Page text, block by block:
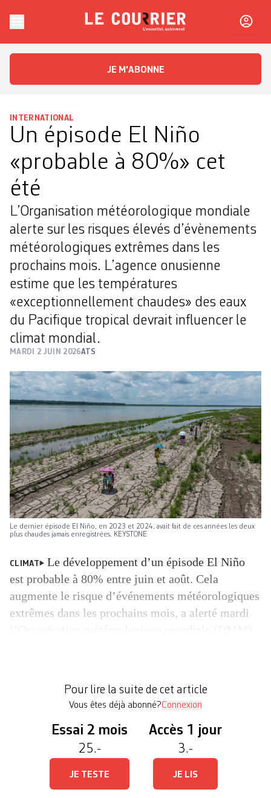
Le CourrierL'essentiel, autrement
JE M'ABONNE
INTERNATIONAL
Un épisode El Niño
«probable à 80%» cet
été
L’Organisation météorologique mondiale
alerte sur les risques élevés d’évènements
météorologiques extrêmes dans les
prochains mois. L’agence onusienne
estime que les températures
«exceptionnellement chaudes» des eaux
du Pacifique tropical devrait influencer le
climat mondial.
MARDI 2 JUIN 2026ATS
Le dernier épisode El Niño, en 2023 et 2024, avait fait de ces années les deux
plus chaudes jamais enregistrées. KEYSTONE
CLIMAT
Le développement d’un épisode El Niño
est probable à 80% entre juin et août. Cela
augmente le risque d’événements météorologiques
extrêmes dans les prochains mois, a alerté mardi
les conditions […]
Pour lire la suite de cet article
Vous êtes déjà abonné?Connexion
Essai 2 mois
25.-
JE TESTE
Accès 1 jour
3.-
JE LIS